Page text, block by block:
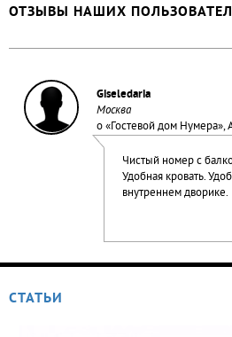
ОТЗЫВЫ НАШИХ
Giseledaria
Москва
о «Гостевой дом Нумера»,
Чистый номер с
Удобная кровать.
внутреннем дворике.
СТАТЬИ